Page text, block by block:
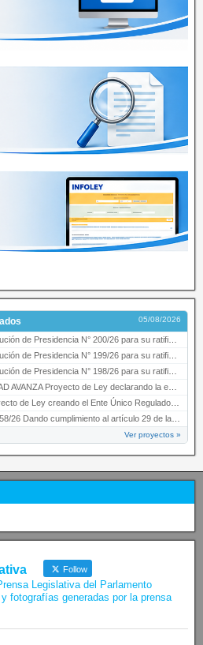
05/08/2026
de Presidencia N° 200/26 para su ratificación.
de Presidencia N° 199/26 para su ratificación.
de Presidencia N° 198/26 para su ratificación.
Proyecto de Ley declarando la esencialidad del servicio educativ…
creando el Ente Único Regulador de servicios públicos de la …
cumplimiento al artículo 29 de la Ley provincial N° 1399…
Ver proyectos »
Follow
Legislativa del Parlamento
fotografías generadas por la prensa